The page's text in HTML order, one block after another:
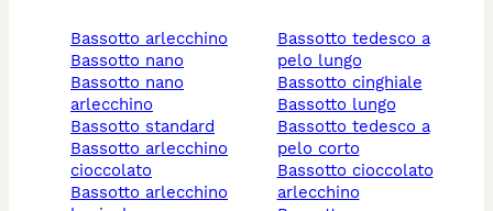
bassotto arlecchino
bassotto nano
bassotto nano
arlecchino
bassotto standard
bassotto arlecchino
cioccolato
bassotto arlecchino
bassotto tedesco a
pelo lungo
bassotto cinghiale
bassotto lungo
bassotto tedesco a
pelo corto
bassotto cioccolato
arlecchino